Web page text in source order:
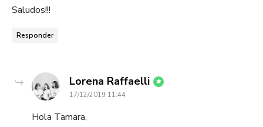
Saludos!!!
Responder
Lorena Raffaelli dice:
17/12/2019 11:44
Hola Tamara,